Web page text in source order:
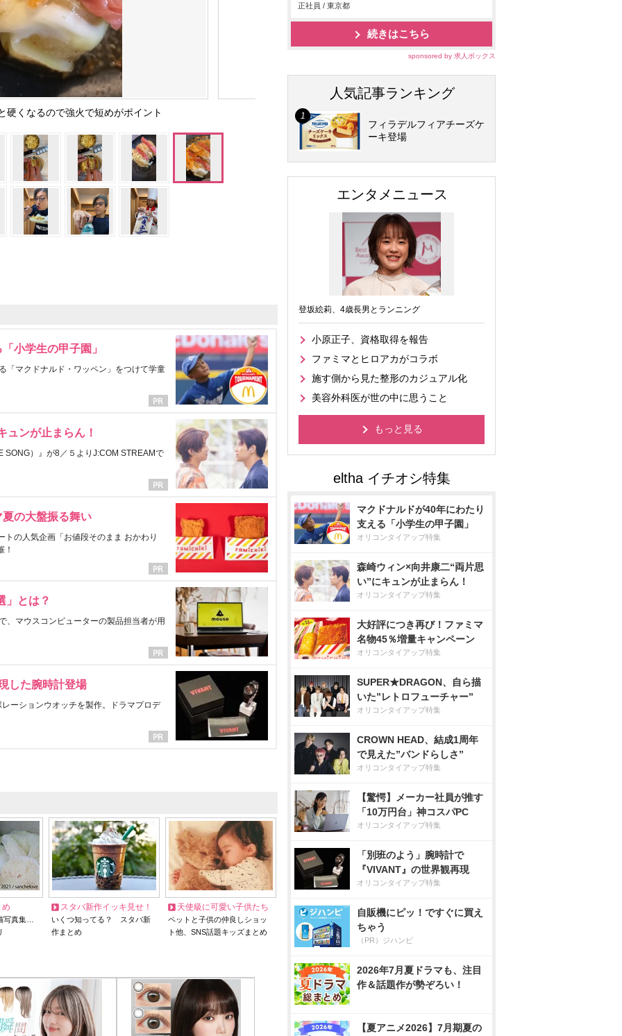
硬くなるので強火で短めがポイント
小学生の甲子園」
「マクドナルド・ワッペン」をつけて学童
ュンが止まらん！
SONG）』が8／５よりJ:COM STREAMで
の大盤振る舞い
の人気企画「お値段そのまま おかわり
！
」とは？
、マウスコンピューターの製品担当者が用
した腕時計登場
ーションウオッチを製作。ドラマプロデ
め
写真集…
スタバ新作イッキ見せ！
いくつ知ってる？ スタバ新
作まとめ
天使級に可愛い子供たち
ペットと子供の仲良しショッ
ト他、SNS話題キッズまとめ
正社員 / 東京都
続きはこちら
sponsored by 求人ボックス
人気記事ランキング
フィラデルフィアチーズケ
ーキ登場
エンタメニュース
登坂絵莉、4歳長男とランニング
小原正子、資格取得を報告
ファミマとヒロアカがコラボ
施す側から見た整形のカジュアル化
美容外科医が世の中に思うこと
もっと見る
マクドナルドが40年にわたり
支える「小学生の甲子園」
オリコンタイアップ特集
森崎ウィン×向井康二“両片思
い”にキュンが止まらん！
オリコンタイアップ特集
大好評につき再び！ファミマ
名物45％増量キャンペーン
オリコンタイアップ特集
SUPER★DRAGON、自ら描
いた”レトロフューチャー”
オリコンタイアップ特集
CROWN HEAD、結成1周年
で見えた”バンドらしさ”
オリコンタイアップ特集
【驚愕】メーカー社員が推す
「10万円台」神コスパPC
オリコンタイアップ特集
「別班のよう」腕時計で
『VIVANT』の世界観再現
オリコンタイアップ特集
自販機にピッ！ですぐに買え
ちゃう
（PR）ジハンピ
2026年7月夏ドラマも、注目
作＆話題作が勢ぞろい！
【夏アニメ2026】7月期夏の